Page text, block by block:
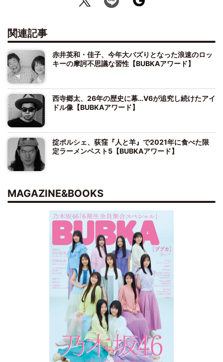
関連記事
赤井英和・佳子、今年大バズりとなった浪速のロッ
キーの摩訶不思議な習性【BUBKAアワード】
西寺郷太、26年の歴史に幕…V6が追究し続けたアイ
ドル像【BUBKAアワード】
掟ポルシェ、荻窪『人と羊』で2021年に食べた限
定ラーメンベスト5【BUBKAアワード】
MAGAZINE&BOOKS